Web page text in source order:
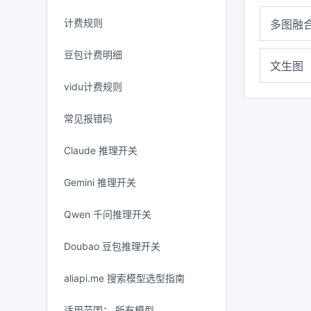
计费规则
豆包计费明细
vidu计费规则
常见报错码
Claude 推理开关
Gemini 推理开关
Qwen 千问推理开关
Doubao 豆包推理开关
aliapi.me 搜索模型选型指南
多图融
文生图